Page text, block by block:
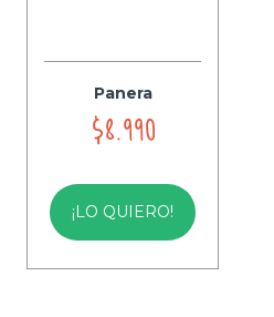
Panera
$8.990
¡LO QUIERO!